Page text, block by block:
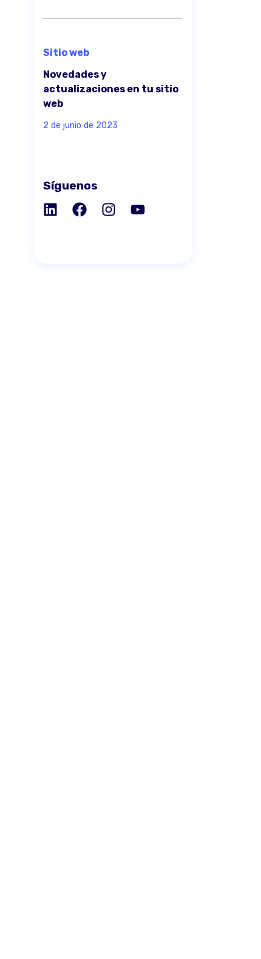
Sitio web
Novedades y
actualizaciones en tu sitio
web
2 de junio de 2023
Síguenos